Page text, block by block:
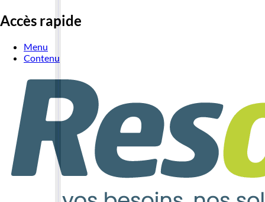
Accès rapide
Menu
Contenu